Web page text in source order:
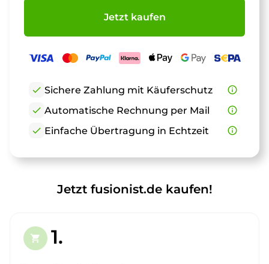
Jetzt kaufen
check Sichere Zahlung mit Käuferschutz
info_outline
check Automatische Rechnung per Mail
info_outline
check Einfache Übertragung in Echtzeit info_outline
Jetzt fusionist.de kaufen!
shopping_cart 1.